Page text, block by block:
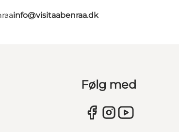
info@visitaabenraa.dk
Følg med